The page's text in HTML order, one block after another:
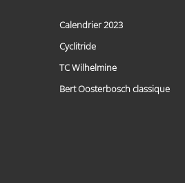
Calendrier 2023
Cyclitride
TC Wilhelmine
Bert Oosterbosch classique